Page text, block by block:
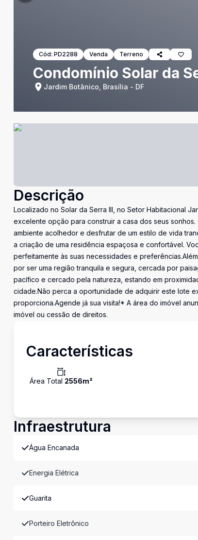
Cód: PD2288 Venda Terreno
Condomínio Solar da
Jardim Botânico, Brasília - DF
Descrição
Localizado no Solar da Serra III, no Setor Habitacional
excelente opção para construir a casa dos seus
ambiente acolhedor e desfrutar de um estilo de vida
a criação de uma residência espaçosa e confortável.
perfeitamente às suas necessidades e
por ser uma região tranquila e segura, cercada por
pacífico e cercado pela natureza, estando em
cidade.Não perca a oportunidade de adquirir este lote
proporciona.Agende já sua visita!* A área do imóvel
imóvel ou cessão de direitos.
Características
Área Total 2556m²
Infraestrutura
Água Encanada
Energia Elétrica
Guarita
Porteiro Eletrônico